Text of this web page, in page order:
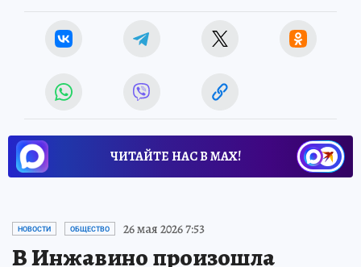
ЧИТАЙТЕ НАС В МАХ!
НОВОСТИ ОБЩЕСТВО 26 мая 2026 7:53
В Инжавино произошла